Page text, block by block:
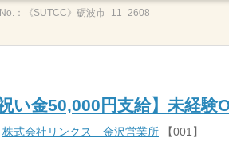
： 《SUTCC》砺波市_11_2608
祝い金50,000円支給】未経
株式会社リンクス 金沢営業所 【001】